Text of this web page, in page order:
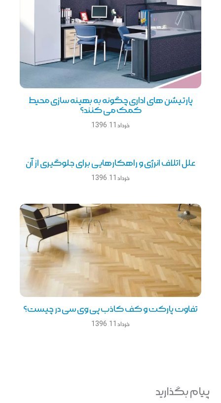
پارتیشن های اداری چگونه به بهینه سازی محیط
کمک می کنند؟
خرداد 11, 1396
علل اتلاف انرژی و راهکارهایی برای جلوگیری از آن
خرداد 11, 1396
تفاوت پارکت و کف کاذب پی وی سی در چیست؟
خرداد 11, 1396
پیام بگذارید